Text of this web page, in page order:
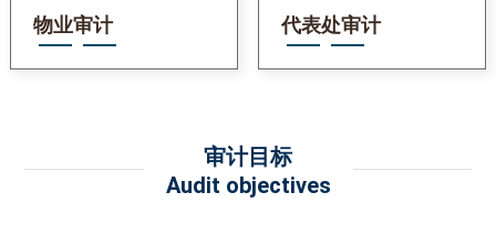
物业审计 代表处审计
审计目标
Audit objectives